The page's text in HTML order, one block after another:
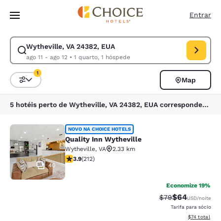
Pular Para Conteúdo Principal
Entrar
Wytheville, VA 24382, EUA
ago 11 - ago 12• 1 quarto, 1 hóspede
Modificar pesquisa para Wytheville, VA 24382, EUA. Data de check-in
Classificar e filtrar
1
Map
5 hotéis perto de Wytheville, VA 24382, EUA correspondem aos seus filtros
Quality Inn Wytheville
40
NOVO NA CHOICE HOTELS
Quality Inn Wytheville
Wytheville, VA
2.33 km
classificação 3.91 estrelas. Bom. 212 avaliações
3.9(212)
Economize 19%
Tarifa anterior
$79Tarifa com
$64USD/noite
Tarifa para sócio
Exibir
$74 total